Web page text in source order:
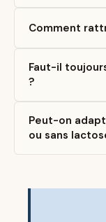
Comment
Faut-il
?
Peut-on
ou sans